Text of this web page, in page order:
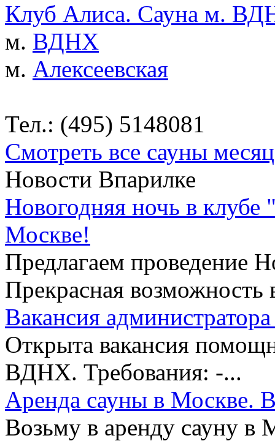
Клуб Алиса. Сауна м.
м. ВДНХ
м. Алексеевская
Тел.: (495) 5148081
Смотреть все сауны
Новости Впарилке
Новогодняя ночь в
Москве!
Предлагаем проведение
Прекрасная возможность
Вакансия
Открыта вакансия
ВДНХ. Требования: -...
Аренда сауны в Москве.
Возьму в аренду сауну в